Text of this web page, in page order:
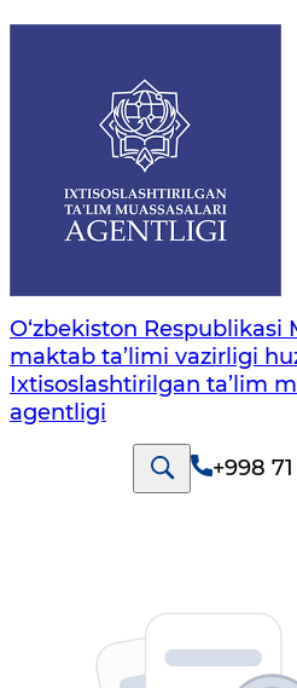
O‘zbekiston Respublikasi
maktab ta’limi vazirligi
Ixtisoslashtirilgan ta’lim
agentligi
+998